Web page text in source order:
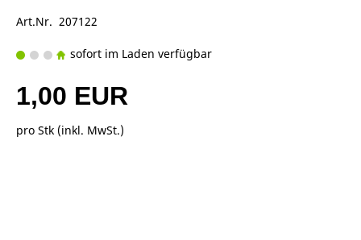
Art.Nr. 207122
sofort im Laden verfügbar
1,00 EUR
pro Stk (inkl. MwSt.)